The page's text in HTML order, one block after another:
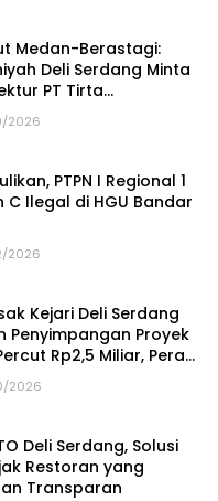
Medan-Berastagi:
Deli Serdang Minta
PT Tirta
2026
PTPN I Regional 1
Ilegal di HGU Bandar
2026
Kejari Deli Serdang
Penyimpangan Proyek
Rp2,5 Miliar, Peran
hingga Dugaan Pinjam
2026
Deli Serdang, Solusi
Restoran yang
Transparan